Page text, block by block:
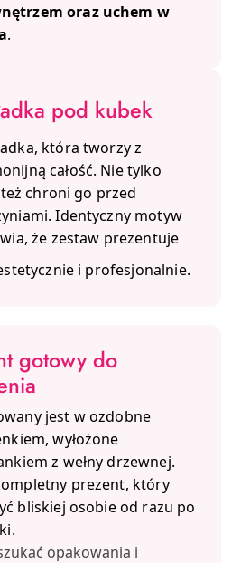
oraz uchem w
.
pod kubek
która tworzy z
całość. Nie tylko
chroni go przed
Identyczny motyw
że zestaw prezentuje
i profesjonalnie.
gotowy do
jest w ozdobne
wyłożone
z wełny drzewnej.
prezent, który
bliskiej osobie od razu po
opakowania i